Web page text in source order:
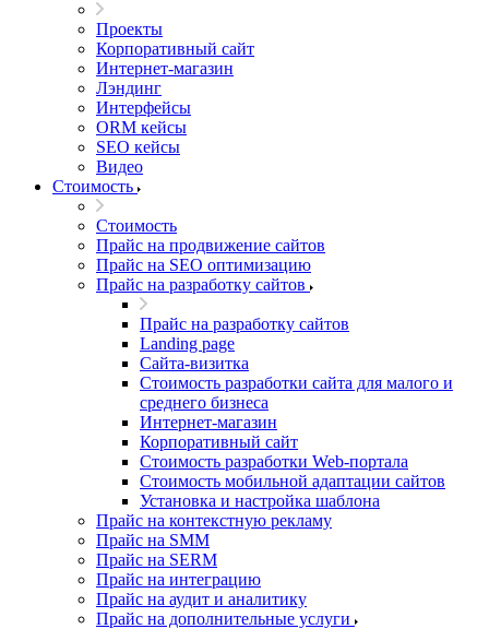
Проекты
Корпоративный сайт
Интернет-магазин
Лэндинг
Интерфейсы
ORM кейсы
SEO кейсы
Видео
Стоимость
Стоимость
Прайс на продвижение сайтов
Прайс на SEO оптимизацию
Прайс на разработку сайтов
Прайс на разработку сайтов
Landing page
Cайта-визитка
Стоимость разработки сайта для малого и
среднего бизнеса
Интернет-магазин
Корпоративный сайт
Стоимость разработки Web-портала
Стоимость мобильной адаптации сайтов
Установка и настройка шаблона
Прайс на контекстную рекламу
Прайс на SMM
Прайс на SERM
Прайс на интеграцию
Прайс на аудит и аналитику
Прайс на дополнительные услуги